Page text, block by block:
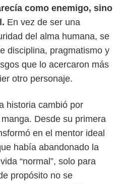
como enemigo, sino
En vez de ser una
del alma humana, se
disciplina, pragmatismo y
que lo acercaron más
otro personaje.
historia cambió por
Desde su primera
en el mentor ideal
había abandonado la
“normal”, solo para
propósito no se